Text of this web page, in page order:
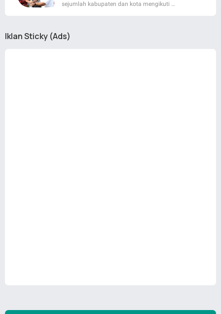
sejumlah kabupaten dan kota mengikuti …
Iklan Sticky (Ads)